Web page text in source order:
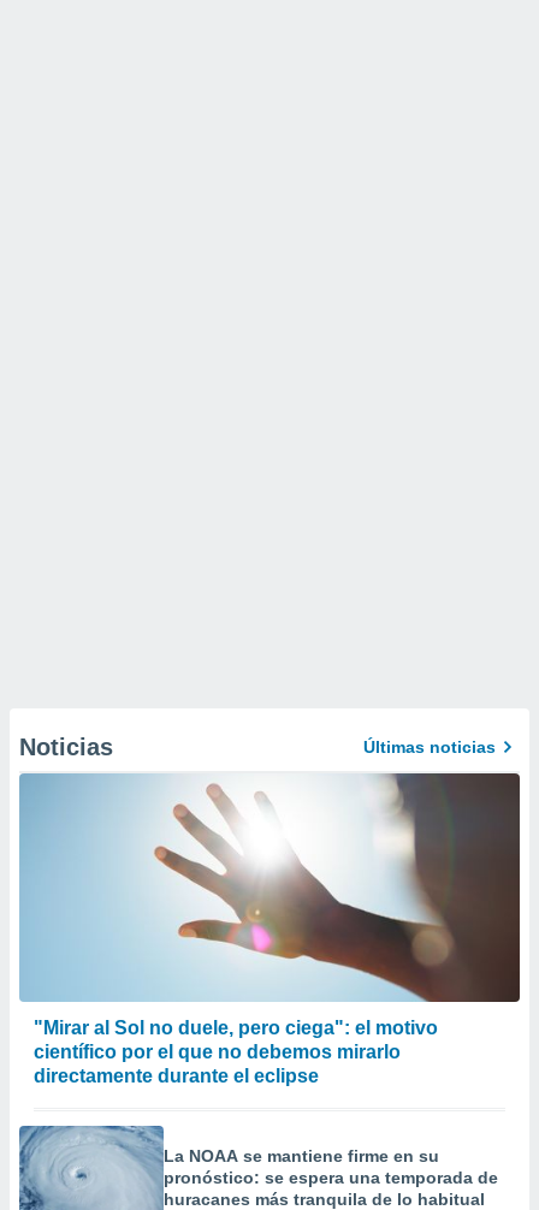
Noticias Últimas noticias
"Mirar al Sol no duele, pero ciega": el motivo
científico por el que no debemos mirarlo
directamente durante el eclipse
La NOAA se mantiene firme en su
pronóstico: se espera una temporada de
huracanes más tranquila de lo habitual